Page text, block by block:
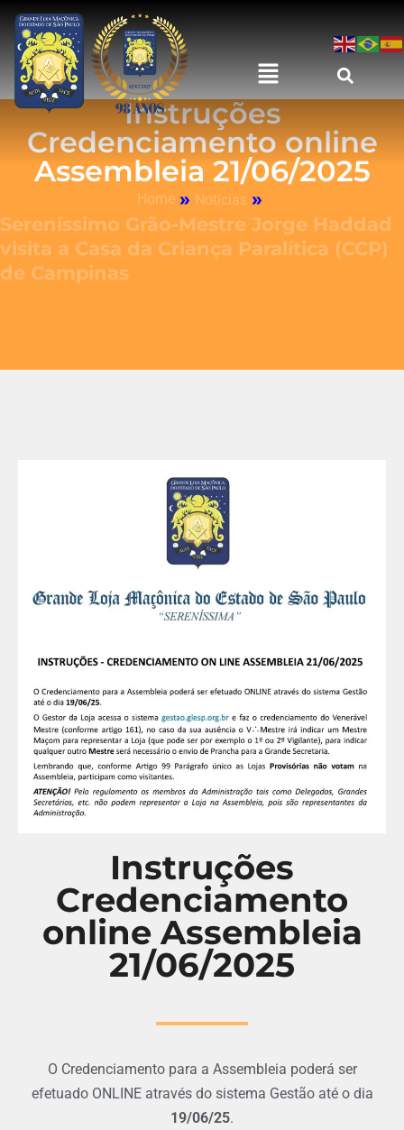
Instruções
Credenciamento online
Assembleia 21/06/2025
Home » Notícias »
Sereníssimo Grão-Mestre Jorge Haddad
visita a Casa da Criança Paralítica (CCP)
de Campinas
Instruções
Credenciamento
online Assembleia
21/06/2025
O Credenciamento para a Assembleia poderá ser
efetuado ONLINE através do sistema Gestão até o dia
19/06/25.